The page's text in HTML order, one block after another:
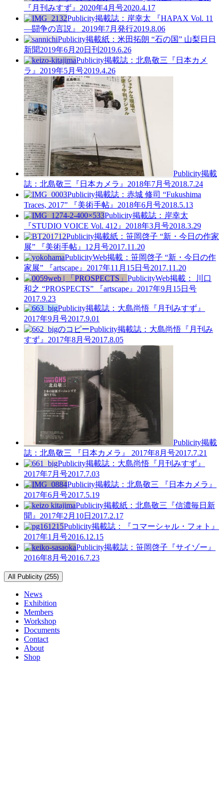
『月刊みすず』2020年4月号2020.4.17
Publicity掲載誌：岸幸太 『HAPAX Vol. 11
—闘争の言説』 2019年7月発行2019.8.06
Publicity掲載紙：米田拓朗 “石の国” 山梨日日
新聞2019年6月20日刊 2019.6.26
Publicity掲載誌：北島敬三『日本カメ
ラ』2019年5月号2019.4.26
Publicity掲載
誌：北島敬三『日本カメラ』2018年7月号2018.7.24
Publicity掲載誌：赤城 修司 “Fukushima
Traces, 2017” 『美術手帖』2018年6月号2018.5.13
Publicity掲載誌：岸幸太
『STUDIO VOICE Vol. 412』2018年3月号2018.3.29
Publicity掲載紙：笹岡啓子 “新・今日の作家
展” 『美術手帖』12月号2017.11.20
PublicityWeb掲載：笹岡啓子 “新・今日の作
家展” 『artscape』2017年11月15日号2017.11.20
PublicityWeb掲載： 川口
和之 “PROSPECTS” 『artscape』2017年9月15日号
2017.9.23
Publicity掲載誌：大島尚悟『月刊みすず』
2017年9月号2017.9.01
Publicity掲載誌：大島尚悟『月刊み
すず』2017年8月号2017.8.05
Publicity掲載
誌：北島敬三 『日本カメラ』 2017年8月号2017.7.21
Publicity掲載誌：大島尚悟『月刊みすず』
2017年7月号2017.7.03
Publicity掲載誌：北島敬三 『日本カメラ』
2017年6月号2017.5.19
Publicity掲載紙：北島敬三『信濃毎日新
聞』2017年2月10日 2017.2.17
Publicity掲載誌：『コマーシャル・フォト』
2017年1月号2016.12.15
Publicity掲載誌：笹岡啓子『サイゾー』
2016年8月号2016.7.23
All Publicity (255)
News
Exhibition
Members
Workshop
Documents
Contact
About
Shop